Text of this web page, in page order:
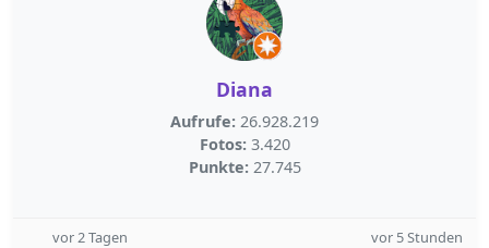
Diana
Aufrufe: 26.928.219
Fotos: 3.420
Punkte: 27.745
vor 2 Tagen vor 5 Stunden